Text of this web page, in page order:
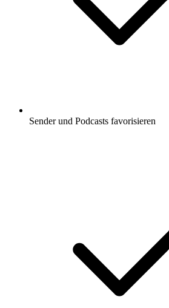
Sender und Podcasts favorisieren